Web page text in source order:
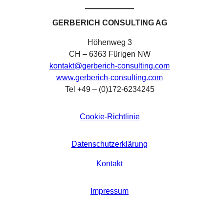
GERBERICH CONSULTING AG
Höhenweg 3
CH – 6363 Fürigen NW
kontakt@gerberich-consulting.com
www.gerberich-consulting.com
Tel +49 – (0)172-6234245
Cookie-Richtlinie
Datenschutzerklärung
Kontakt
Impressum